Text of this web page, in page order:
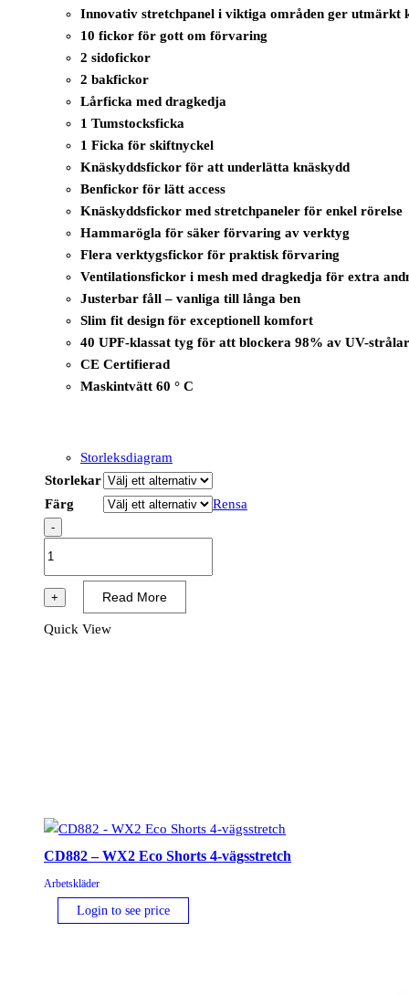
Innovativ stretchpanel i viktiga områden ger utmärkt
10 fickor för gott om förvaring
2 sidofickor
2 bakfickor
Lårficka med dragkedja
1 Tumstocksficka
1 Ficka för skiftnyckel
Knäskyddsfickor för att underlätta knäskydd
Benfickor för lätt access
Knäskyddsfickor med stretchpaneler för enkel rörelse
Hammarögla för säker förvaring av verktyg
Flera verktygsfickor för praktisk förvaring
Ventilationsfickor i mesh med dragkedja för extra
Justerbar fåll – vanliga till långa ben
Slim fit design för exceptionell komfort
40 UPF-klassat tyg för att blockera 98% av UV-
CE Certifierad
Maskintvätt 60 ° C
Storleksdiagram
Storlekar
Färg
Rensa
-
WX2
Servicebyxa
+ Read More
Quick View
CD882 – WX2 Eco Shorts 4-vägsstretch
Arbetskläder
Login to see price